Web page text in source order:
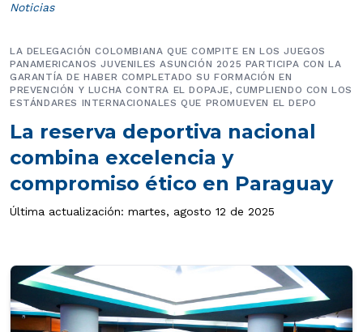
Noticias
La reserva deportiva nacional
combina excelencia y
compromiso ético en Paraguay
LA DELEGACIÓN COLOMBIANA QUE COMPITE EN LOS JUEGOS
PANAMERICANOS JUVENILES ASUNCIÓN 2025 PARTICIPA CON LA
GARANTÍA DE HABER COMPLETADO SU FORMACIÓN EN
PREVENCIÓN Y LUCHA CONTRA EL DOPAJE, CUMPLIENDO CON LOS
ESTÁNDARES INTERNACIONALES QUE PROMUEVEN EL DEPO
Última actualización: martes, agosto 12 de 2025